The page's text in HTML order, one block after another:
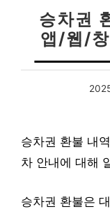
승차권
앱/웹/
승차권 환불 내
차 안내에 대해
승차권 환불은